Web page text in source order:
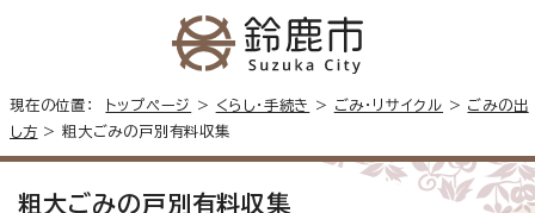
現在の位置： トップページ > くらし・手続き > ごみ・リサイクル > ごみの出
し方 > 粗大ごみの戸別有料収集
粗大ごみの戸別有料収集